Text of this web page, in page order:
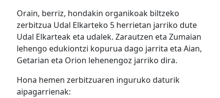
Orain, berriz, hondakin organikoak biltzeko
zerbitzua Udal Elkarteko 5 herrietan jarriko dute
Udal Elkarteak eta udalek. Zarautzen eta Zumaian
lehengo edukiontzi kopurua dago jarrita eta Aian,
Getarian eta Orion lehenengoz jarriko dira.
Hona hemen zerbitzuaren inguruko daturik
aipagarrienak: